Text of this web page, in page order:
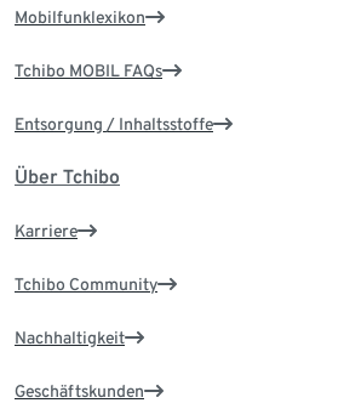
Mobilfunklexikon
Tchibo MOBIL FAQs
Entsorgung / Inhaltsstoffe
Über Tchibo
Karriere
Tchibo Community
Nachhaltigkeit
Geschäftskunden